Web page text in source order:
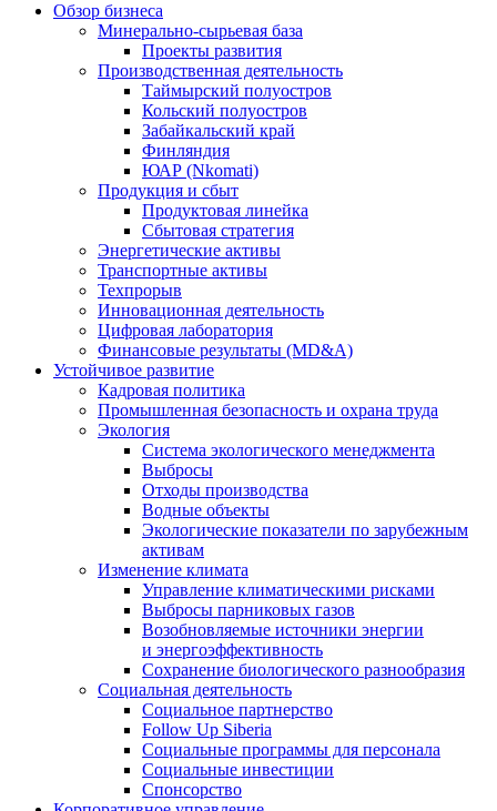
Обзор бизнеса
Минерально-сырьевая база
Проекты развития
Производственная деятельность
Таймырский полуостров
Кольский полуостров
Забайкальский край
Финляндия
ЮАР (Nkomati)
Продукция и сбыт
Продуктовая линейка
Сбытовая стратегия
Энергетические активы
Транспортные активы
Техпрорыв
Инновационная деятельность
Цифровая лаборатория
Финансовые результаты (MD&A)
Устойчивое развитие
Кадровая политика
Промышленная безопасность и охрана труда
Экология
Система экологического менеджмента
Выбросы
Отходы производства
Водные объекты
Экологические показатели по зарубежным
активам
Изменение климата
Управление климатическими рисками
Выбросы парниковых газов
Возобновляемые источники энергии
и энергоэффективность
Сохранение биологического разнообразия
Социальная деятельность
Социальное партнерство
Follow Up Siberia
Социальные программы для персонала
Социальные инвестиции
Спонсорство